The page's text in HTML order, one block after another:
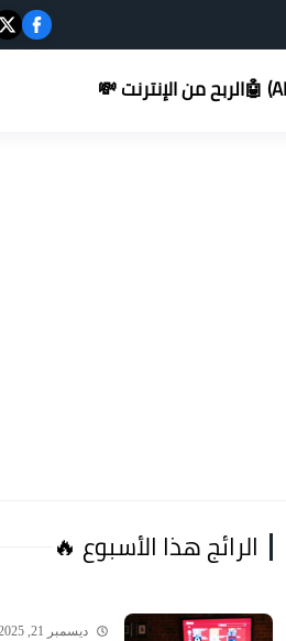
الربح من الإنترنت 💸
الرائج هذا الأسبوع 🔥
ديسمبر 21, 2025